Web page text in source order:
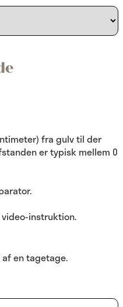
fra gulv til der
er typisk mellem 0
instruktion.
en tagetage.